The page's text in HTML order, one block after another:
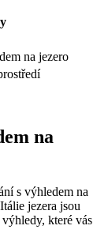
na jezero
na
s výhledem na
jezera jsou
které vás